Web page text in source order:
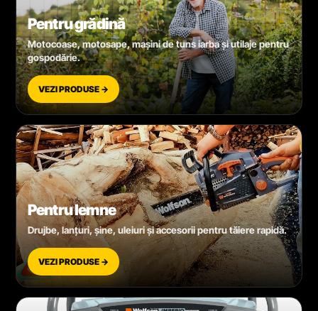
Pentru grădină
Motocoase, motosape, mașini de tuns iarba și utilaje pentru
gospodărie.
VEZI PRODUSE →
Pentru lemne
Drujbe, lanțuri, șine, uleiuri și accesorii pentru tăiere rapidă.
VEZI PRODUSE →